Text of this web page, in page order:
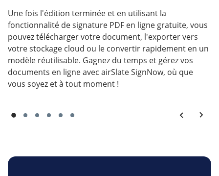
Une fois l'édition terminée et en utilisant la
fonctionnalité de signature PDF en ligne gratuite, vous
pouvez télécharger votre document, l'exporter vers
votre stockage cloud ou le convertir rapidement en un
modèle réutilisable. Gagnez du temps et gérez vos
documents en ligne avec airSlate SignNow, où que
vous soyez et à tout moment !